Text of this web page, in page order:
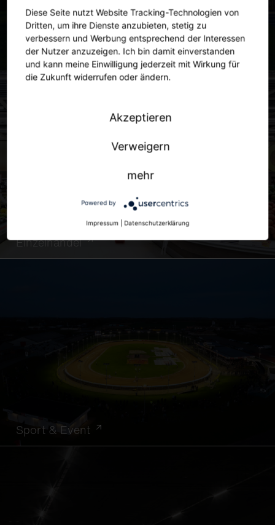
Stadt
Einzelhandel
Sport & Event
Diese Seite nutzt Website Tracking-Technologien von
Dritten, um ihre Dienste anzubieten, stetig zu
verbessern und Werbung entsprechend der Interessen
der Nutzer anzuzeigen. Ich bin damit einverstanden
und kann meine Einwilligung jederzeit mit Wirkung für
die Zukunft widerrufen oder ändern.
Akzeptieren
Verweigern
mehr
Powered by
Impressum | Datenschutzerklärung